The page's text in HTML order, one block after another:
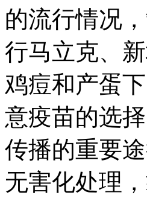
的流行情况
行马立克、
鸡痘和产蛋
意疫苗的选
传播的重要
无害化处理